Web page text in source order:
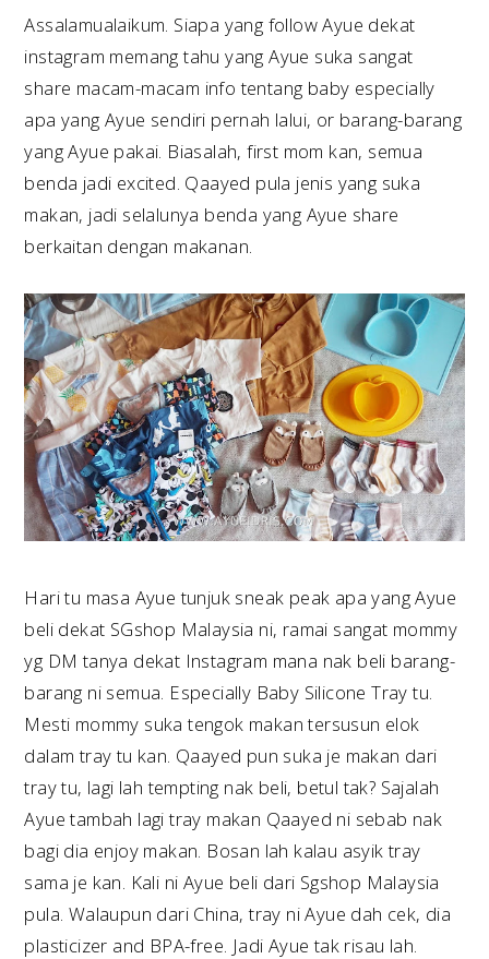
Assalamualaikum. Siapa yang follow Ayue dekat
instagram memang tahu yang Ayue suka sangat
share macam-macam info tentang baby especially
apa yang Ayue sendiri pernah lalui, or barang-barang
yang Ayue pakai. Biasalah, first mom kan, semua
benda jadi excited. Qaayed pula jenis yang suka
makan, jadi selalunya benda yang Ayue share
berkaitan dengan makanan.
Hari tu masa Ayue tunjuk sneak peak apa yang Ayue
beli dekat SGshop Malaysia ni, ramai sangat mommy
yg DM tanya dekat Instagram mana nak beli barang-
barang ni semua. Especially Baby Silicone Tray tu.
Mesti mommy suka tengok makan tersusun elok
dalam tray tu kan. Qaayed pun suka je makan dari
tray tu, lagi lah tempting nak beli, betul tak? Sajalah
Ayue tambah lagi tray makan Qaayed ni sebab nak
bagi dia enjoy makan. Bosan lah kalau asyik tray
sama je kan. Kali ni Ayue beli dari Sgshop Malaysia
pula. Walaupun dari China, tray ni Ayue dah cek, dia
plasticizer and BPA-free. Jadi Ayue tak risau lah.